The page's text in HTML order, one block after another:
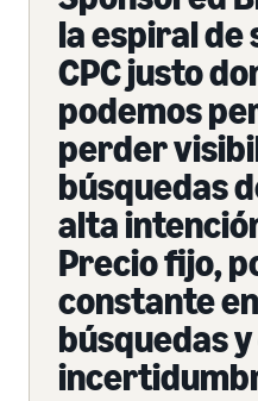
la espiral de
CPC justo
podemos
perder
búsquedas
alta
Precio fijo,
constante
búsquedas